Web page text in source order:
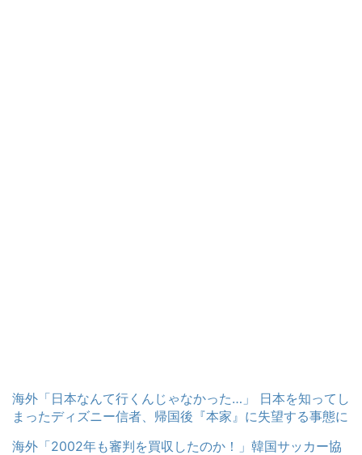
海外「日本なんて行くんじゃなかった…」 日本を知ってし
まったディズニー信者、帰国後『本家』に失望する事態に
海外「2002年も審判を買収したのか！」韓国サッカー協